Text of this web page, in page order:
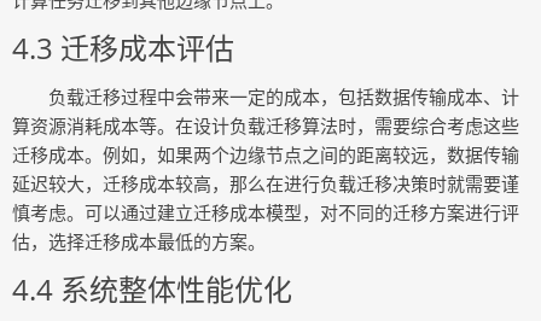
4.3 迁移成本评估
负载迁移过程中会带来一定的成本，包括数据传输成本、计
算资源消耗成本等。在设计负载迁移算法时，需要综合考虑这些
迁移成本。例如，如果两个边缘节点之间的距离较远，数据传输
延迟较大，迁移成本较高，那么在进行负载迁移决策时就需要谨
慎考虑。可以通过建立迁移成本模型，对不同的迁移方案进行评
估，选择迁移成本最低的方案。
4.4 系统整体性能优化